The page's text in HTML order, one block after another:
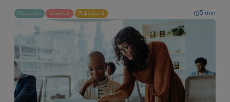
Preventie Vitaliteit Zekerheid 5 min